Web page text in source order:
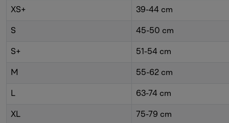
XS+ 39-44 cm
S 45-50 cm
S+ 51-54 cm
M 55-62 cm
L 63-74 cm
XL 75-79 cm